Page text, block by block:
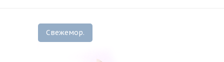
Свежемор.